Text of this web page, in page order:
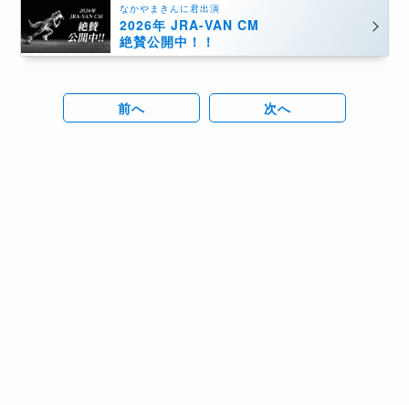
なかやまきんに君出演
2026年 JRA-VAN CM
絶賛公開中！！
前へ 次へ